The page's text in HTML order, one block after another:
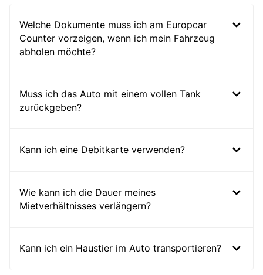
Welche Dokumente muss ich am Europcar
Counter vorzeigen, wenn ich mein Fahrzeug
abholen möchte?
Muss ich das Auto mit einem vollen Tank
zurückgeben?
Kann ich eine Debitkarte verwenden?
Wie kann ich die Dauer meines
Mietverhältnisses verlängern?
Kann ich ein Haustier im Auto transportieren?